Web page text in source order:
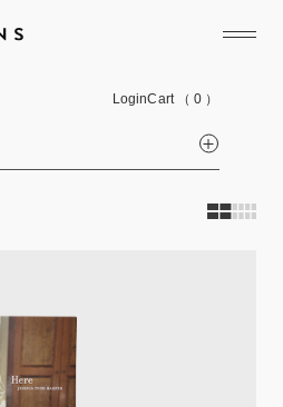
LoginCart （ 0 ）